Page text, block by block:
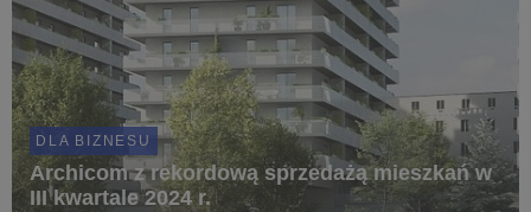
DLA BIZNESU
Archicom z rekordową sprzedażą mieszkań w
III kwartale 2024 r.